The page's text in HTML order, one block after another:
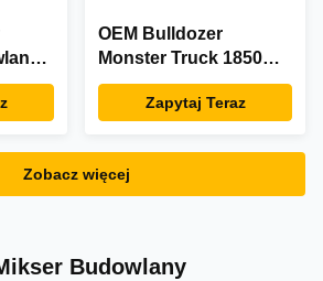
OEM Bulldozer
Monster Truck 1850
kW Niskie zużycie
paliwaZapytaj Teraz
Zobacz więcej
Budowlany